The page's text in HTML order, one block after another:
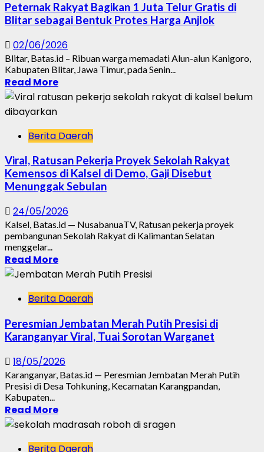
Peternak Rakyat Bagikan 1 Juta Telur Gratis di
Blitar sebagai Bentuk Protes Harga Anjlok
02/06/2026
Blitar, Batas.id – Ribuan warga memadati Alun-alun Kanigoro,
Kabupaten Blitar, Jawa Timur, pada Senin...
Read More
Berita Daerah
Viral, Ratusan Pekerja Proyek Sekolah Rakyat
Kemensos di Kalsel di Demo, Gaji Disebut
Menunggak Sebulan
24/05/2026
Kalsel, Batas.id — NusabanuaTV, Ratusan pekerja proyek
pembangunan Sekolah Rakyat di Kalimantan Selatan
menggelar...
Read More
Berita Daerah
Peresmian Jembatan Merah Putih Presisi di
Karanganyar Viral, Tuai Sorotan Warganet
18/05/2026
Karanganyar, Batas.id — Peresmian Jembatan Merah Putih
Presisi di Desa Tohkuning, Kecamatan Karangpandan,
Kabupaten...
Read More
Berita Daerah